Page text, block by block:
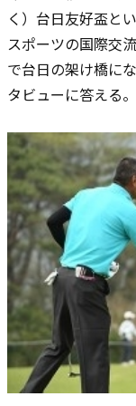
く）台日友好盃と
スポーツの国際交
で台日の架け橋に
タビューに答える。